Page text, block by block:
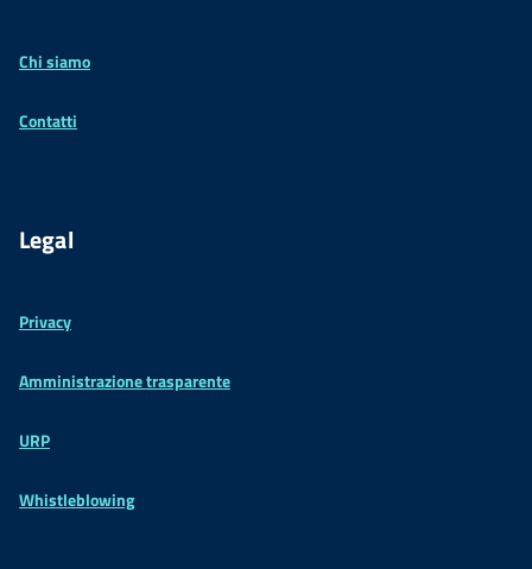
Chi siamo
Contatti
Legal
Privacy
Amministrazione trasparente
URP
Whistleblowing